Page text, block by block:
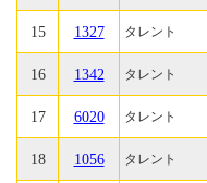
15 1327 タレント
16 1342 タレント
17 6020 タレント
18 1056 タレント